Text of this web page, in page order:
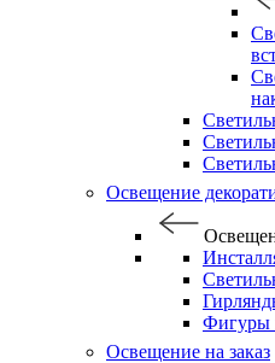
Освещение
Фигуры
Освещение на заказ